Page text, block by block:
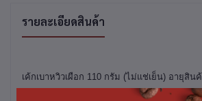
รายละเอียดสินค้า
เค้กเบาหวิวเผือก 110 กรัม (ไม่แช่เย็น) อายุสิน